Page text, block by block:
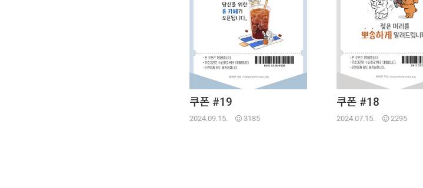
쿠폰 #19
2024.09.15. 3185
쿠폰 #18
2024.07.15. 2295